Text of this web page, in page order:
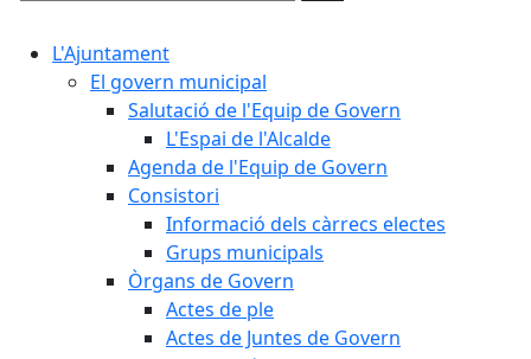
L'Ajuntament
El govern municipal
Salutació de l'Equip de Govern
L'Espai de l'Alcalde
Agenda de l'Equip de Govern
Consistori
Informació dels càrrecs electes
Grups municipals
Òrgans de Govern
Actes de ple
Actes de Juntes de Govern